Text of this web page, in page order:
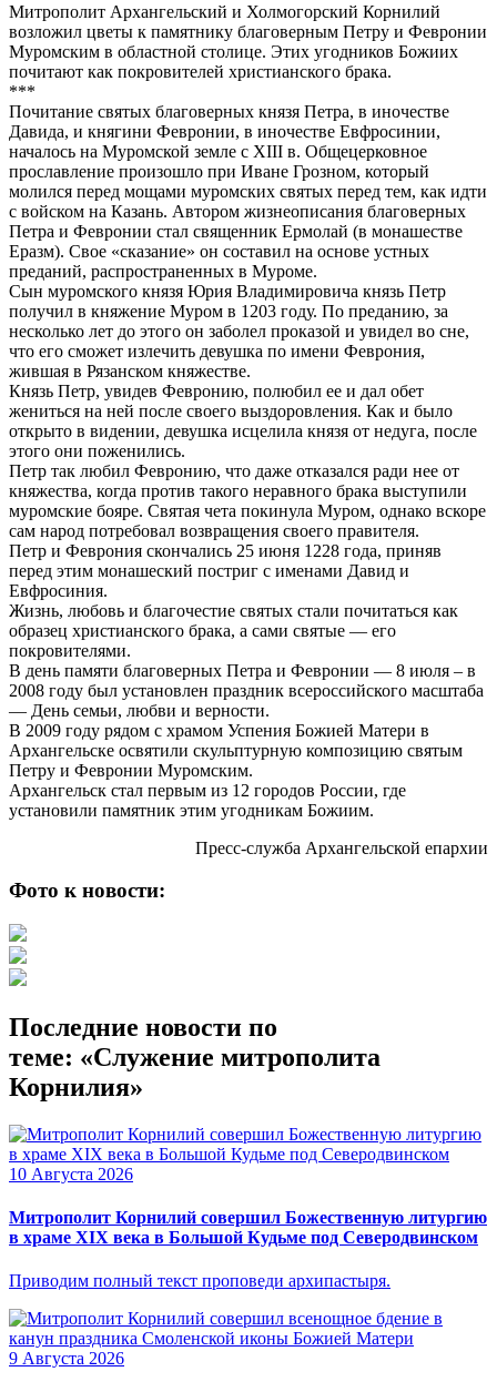
Митрополит Архангельский и Холмогорский Корнилий
возложил цветы к памятнику благоверным Петру и Февронии
Муромским в областной столице. Этих угодников Божиих
почитают как покровителей христианского брака.
***
Почитание святых благоверных князя Петра, в иночестве
Давида, и княгини Февронии, в иночестве Евфросинии,
началось на Муромской земле с XIII в. Общецерковное
прославление произошло при Иване Грозном, который
молился перед мощами муромских святых перед тем, как идти
с войском на Казань. Автором жизнеописания благоверных
Петра и Февронии стал священник Ермолай (в монашестве
Еразм). Свое «сказание» он составил на основе устных
преданий, распространенных в Муроме.
Сын муромского князя Юрия Владимировича князь Петр
получил в княжение Муром в 1203 году. По преданию, за
несколько лет до этого он заболел проказой и увидел во сне,
что его сможет излечить девушка по имени Феврония,
жившая в Рязанском княжестве.
Князь Петр, увидев Февронию, полюбил ее и дал обет
жениться на ней после своего выздоровления. Как и было
открыто в видении, девушка исцелила князя от недуга, после
этого они поженились.
Петр так любил Февронию, что даже отказался ради нее от
княжества, когда против такого неравного брака выступили
муромские бояре. Святая чета покинула Муром, однако вскоре
сам народ потребовал возвращения своего правителя.
Петр и Феврония скончались 25 июня 1228 года, приняв
перед этим монашеский постриг с именами Давид и
Евфросиния.
Жизнь, любовь и благочестие святых стали почитаться как
образец христианского брака, а сами святые — его
покровителями.
В день памяти благоверных Петра и Февронии — 8 июля – в
2008 году был установлен праздник всероссийского масштаба
— День семьи, любви и верности.
В 2009 году рядом с храмом Успения Божией Матери в
Архангельске освятили скульптурную композицию святым
Петру и Февронии Муромским.
Архангельск стал первым из 12 городов России, где
установили памятник этим угодникам Божиим.
Пресс-служба Архангельской епархии
Фото к новости:
Последние новости по
теме: «Служение митрополита
Корнилия»
10 Августа 2026
Митрополит Корнилий совершил Божественную литургию
в храме XIX века в Большой Кудьме под Северодвинском
Приводим полный текст проповеди архипастыря.
9 Августа 2026